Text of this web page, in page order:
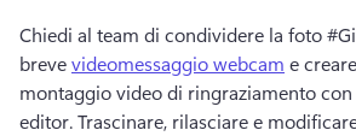
Chiedi al team di condividere la foto
breve videomessaggio webcam e
montaggio video di ringraziamento
editor. Trascinare, rilasciare e